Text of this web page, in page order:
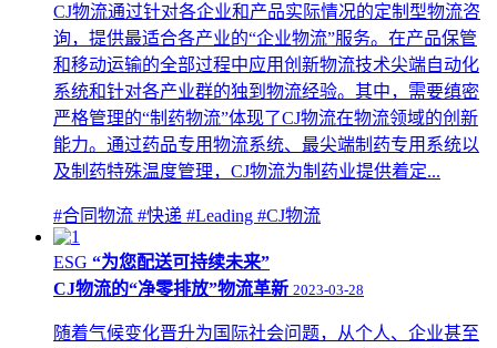
CJ物流通过针对各企业和产品实际情况的定制型物流咨
询，提供最适合各产业的“企业物流”服务。在产品保管
和移动运输的全部过程中应用创新物流技术尖端自动化
系统和针对各产业群的独到物流经验。其中，需要缜密
严格管理的“制药物流”体现了CJ物流在物流领域的创新
能力。通过药品专用物流系统、最尖端制药专用系统以
及制药特殊温度管理，CJ物流为制药业提供着定...
#合同物流 #快递 #Leading #CJ物流
ESG “为您配送可持续未来”
CJ物流的“净零排放”物流革新 2023-03-28
随着气候变化晋升为国际社会问题，从个人、企业甚至